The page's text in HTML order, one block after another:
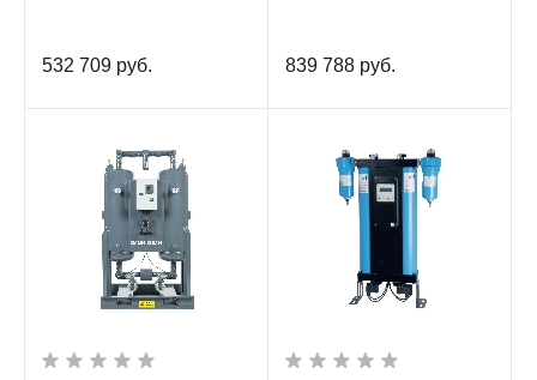
532 709 руб. 839 788 руб.